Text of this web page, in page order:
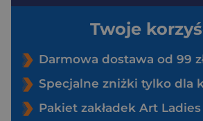
Twoje
Darmowa dostawa od 99
Specjalne zniżki tylko dla
Pakiet zakładek Art Ladies